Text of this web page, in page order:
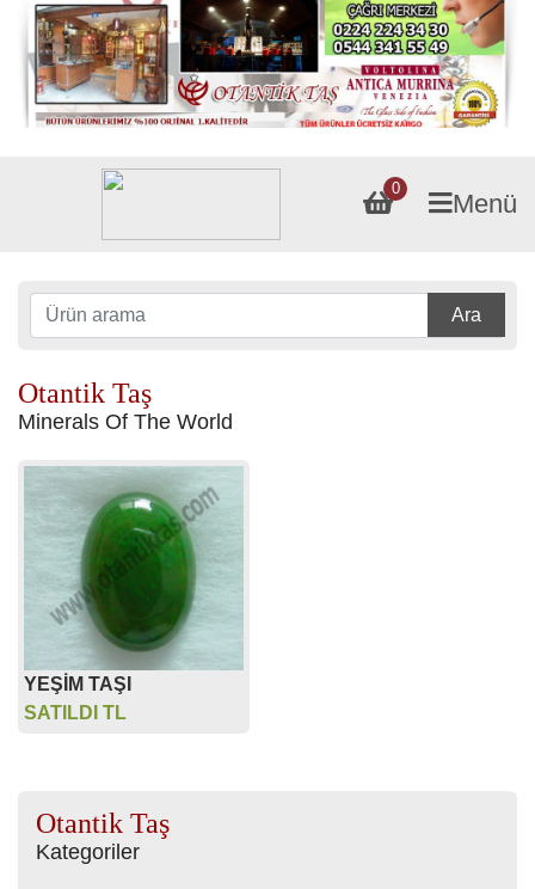
0
Menü
Ara
Otantik Taş
Minerals Of The World
YEŞİM TAŞI
SATILDI TL
Otantik Taş
Kategoriler